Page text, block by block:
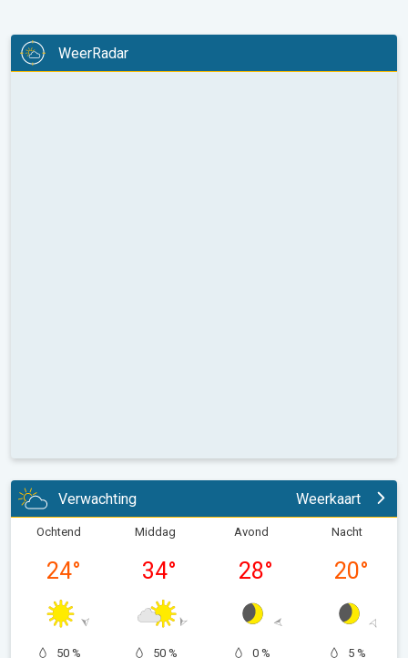
WeerRadar
Verwachting Weerkaart
Ochtend
24°
50 %
Middag
34°
50 %
Avond
28°
0 %
Nacht
20°
5 %